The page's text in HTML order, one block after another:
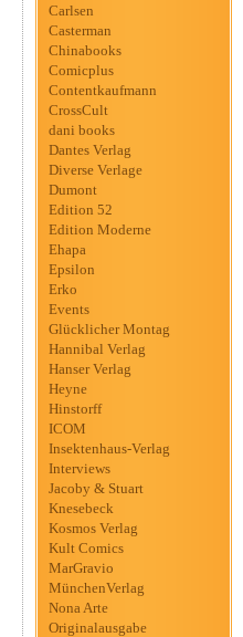
Carlsen
Casterman
Chinabooks
Comicplus
Contentkaufmann
CrossCult
dani books
Dantes Verlag
Diverse Verlage
Dumont
Edition 52
Edition Moderne
Ehapa
Epsilon
Erko
Events
Glücklicher Montag
Hannibal Verlag
Hanser Verlag
Heyne
Hinstorff
ICOM
Insektenhaus-Verlag
Interviews
Jacoby & Stuart
Knesebeck
Kosmos Verlag
Kult Comics
MarGravio
MünchenVerlag
Nona Arte
Originalausgabe